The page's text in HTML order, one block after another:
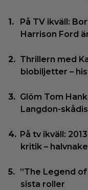
På TV ikväll:
Harrison Ford
Thrillern med
biobiljetter –
Glöm Tom
Langdon-skådis
På tv ikväll:
kritik –
”The Legend
sista roller